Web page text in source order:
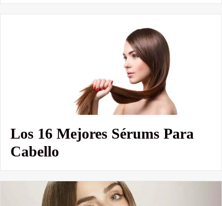
Los 16 Mejores Sérums Para
Cabello